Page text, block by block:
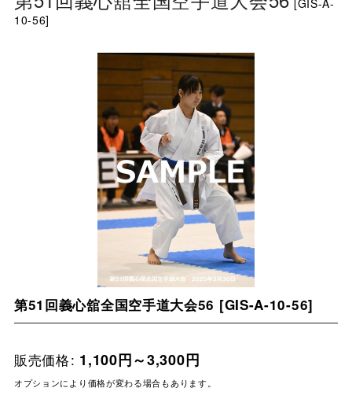
[GIS-A-
10-56]
第51回義心舘全国空手道大会56 [GIS-A-10-56]
販売価格: 1,100円～3,300円
オプションにより価格が変わる場合もあります。